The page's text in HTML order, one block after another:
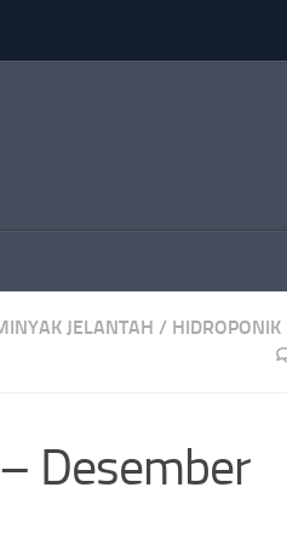
JELANTAH / HIDROPONIK
Desember